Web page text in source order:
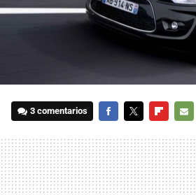
3 comentarios
MAIL